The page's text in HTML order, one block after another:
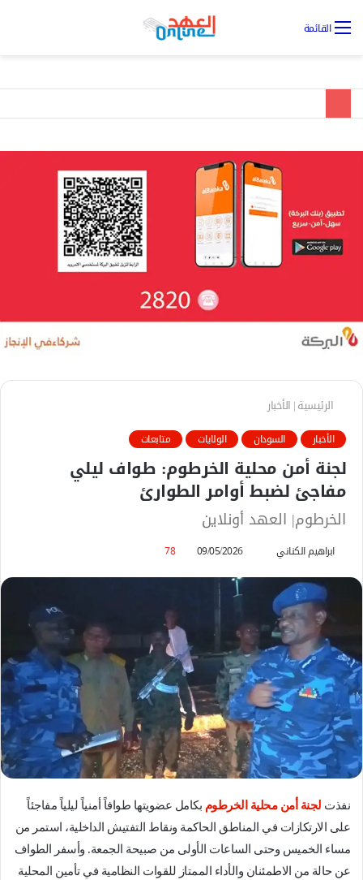
القائمة
الرئيسية| الأخبار
الأخبار السودان الولايات متابعات
لجنة أمن محلية الخرطوم: طواف ليلي
مفاجئ لضبط أوامر الطوارئ
الخرطوم| العهد أونلاين
ابراهيم الكناني
ب
ر
ي
د
ا
إ
ل
ك
ر
09/05/2026
78
نفذت لجنة أمن محلية الخرطوم بكامل عضويتها طوافاً أمنياً ليلياً مفاجئاً
على الارتكازات في المناطق الحاكمة ونقاط التفتيش الداخلية، استمر من
مساء الخميس وحتى الساعات الأولى من صبيحة الجمعة. وأسفر الطواف
عن حالة من الاطمئنان والأداء الممتاز للقوات النظامية في تأمين المحلية